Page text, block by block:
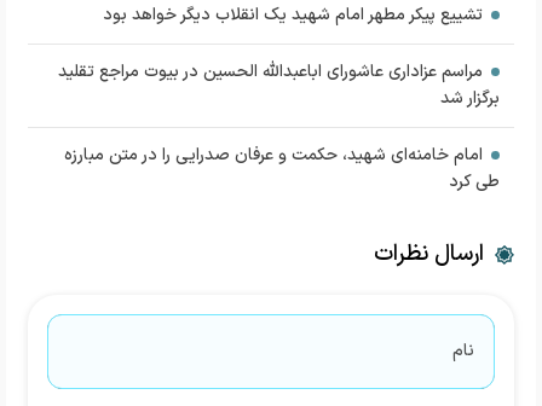
تشییع پیکر مطهر امام شهید یک انقلاب دیگر خواهد بود
مراسم عزاداری عاشورای اباعبدالله الحسین در بیوت مراجع تقلید
برگزار شد
امام خامنه‌ای شهید، حکمت و عرفان صدرایی را در متن مبارزه
طی کرد
ارسال نظرات